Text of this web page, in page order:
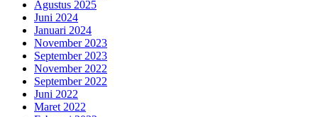
Agustus 2025
Juni 2024
Januari 2024
November 2023
September 2023
November 2022
September 2022
Juni 2022
Maret 2022